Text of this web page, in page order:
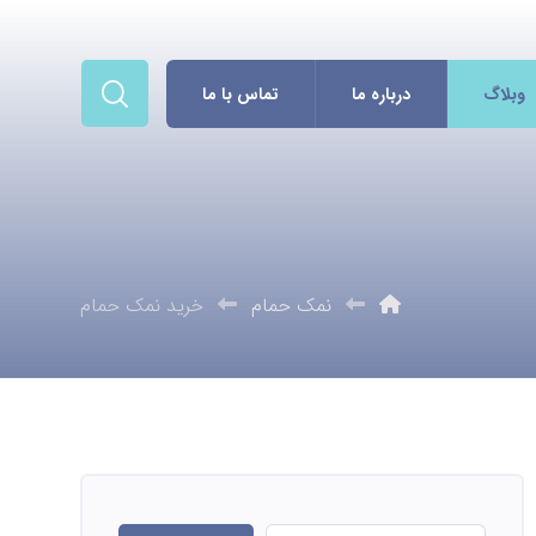
وبلاگ درباره ما تماس با ما
نمک حمام خرید نمک حمام